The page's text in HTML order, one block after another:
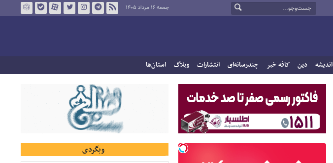
جمعه ۱۶ مرداد ۱۴۰۵
اندیشه دین کافه خبر چندرسانه‌ای انتشارات وبلاگ استان‌ها
وبگردی